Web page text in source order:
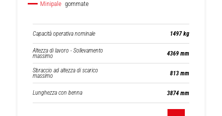
Minipale gommate
Capacità operativa nominale 1497 kg
Altezza di lavoro - Sollevamento
massimo 4369 mm
Sbraccio ad altezza di scarico
massimo 813 mm
Lunghezza con benna 3874 mm